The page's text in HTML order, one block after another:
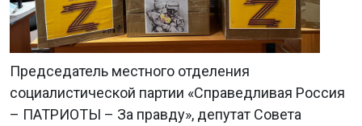
Председатель местного отделения
социалистической партии «Справедливая Россия
– ПАТРИОТЫ – За правду», депутат Совета